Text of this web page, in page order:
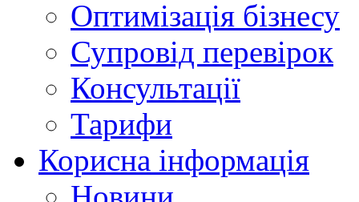
Оптимізація бізнесу
Супровід перевірок
Консультації
Тарифи
Корисна інформація